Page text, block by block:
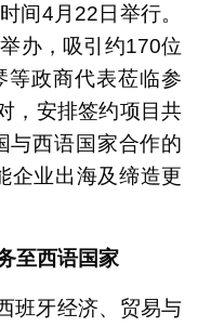
间4月22日举行。
办，吸引约170位
等政商代表莅临参
，安排签约项目共
与西语国家合作的
企业出海及缔造更
至西语国家
班牙经济、贸易与